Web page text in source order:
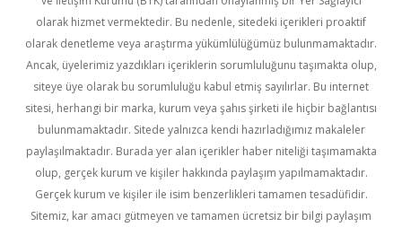
olarak hizmet vermektedir. Bu nedenle, sitedeki içerikleri proaktif
olarak denetleme veya araştırma yükümlülüğümüz bulunmamaktadır.
Ancak, üyelerimiz yazdıkları içeriklerin sorumluluğunu taşımakta olup,
siteye üye olarak bu sorumluluğu kabul etmiş sayılırlar. Bu internet
sitesi, herhangi bir marka, kurum veya şahıs şirketi ile hiçbir bağlantısı
bulunmamaktadır. Sitede yalnızca kendi hazırladığımız makaleler
paylaşılmaktadır. Burada yer alan içerikler haber niteliği taşımamakta
olup, gerçek kurum ve kişiler hakkında paylaşım yapılmamaktadır.
Gerçek kurum ve kişiler ile isim benzerlikleri tamamen tesadüfidir.
Sitemiz, kar amacı gütmeyen ve tamamen ücretsiz bir bilgi paylaşım